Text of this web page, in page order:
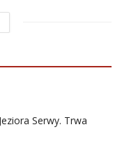
Serwy. Trwa